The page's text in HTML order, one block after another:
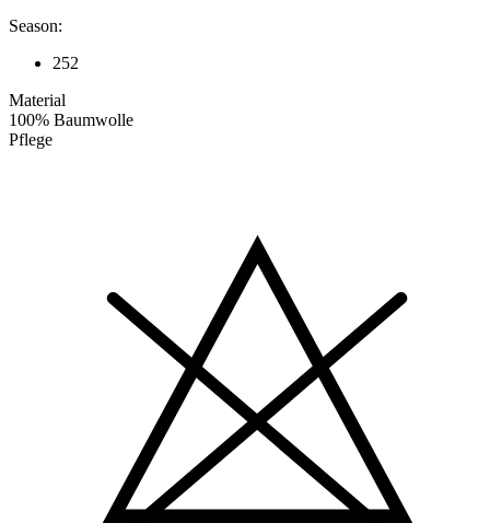
Season:
252
Material
100% Baumwolle
Pflege